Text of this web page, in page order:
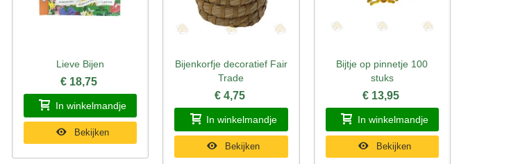
Snel bekijken
Lieve Bijen
€ 18,75
In winkelmandje
Bekijken
Snel bekijken
Bijenkorfje decoratief Fair
Trade
€ 4,75
In winkelmandje
Bekijken
Snel bekijken
Bijtje op pinnetje 100
stuks
€ 13,95
In winkelmandje
Bekijken